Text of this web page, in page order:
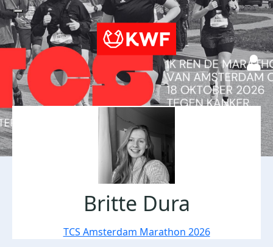
Britte Dura
TCS Amsterdam Marathon 2026